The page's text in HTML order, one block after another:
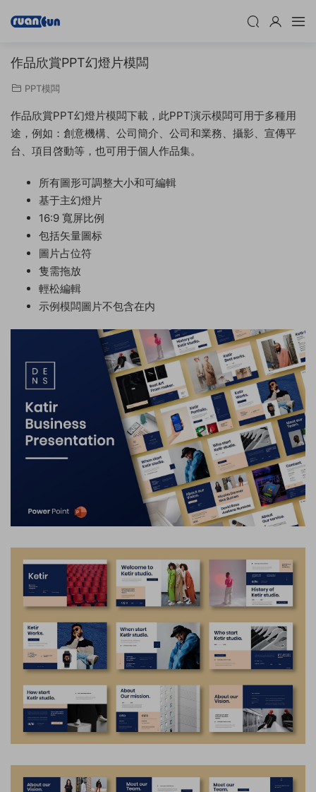
作品欣賞PPT幻燈片模闆
PPT模闆
作品欣賞PPT幻燈片模闆下載，此PPT演示模闆可用于多種用
途，例如：創意機構、公司簡介、公司和業務、攝影、宣傳平
台、項目啓動等，也可用于個人作品集。
所有圖形可調整大小和可編輯
基于主幻燈片
16:9 寬屏比例
包括矢量圖标
圖片占位符
隻需拖放
輕松編輯
示例模闆圖片不包含在内